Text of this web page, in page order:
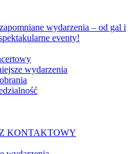
wydarzenia – od gal i
eventy!
wydarzenia
KONTAKTOWY